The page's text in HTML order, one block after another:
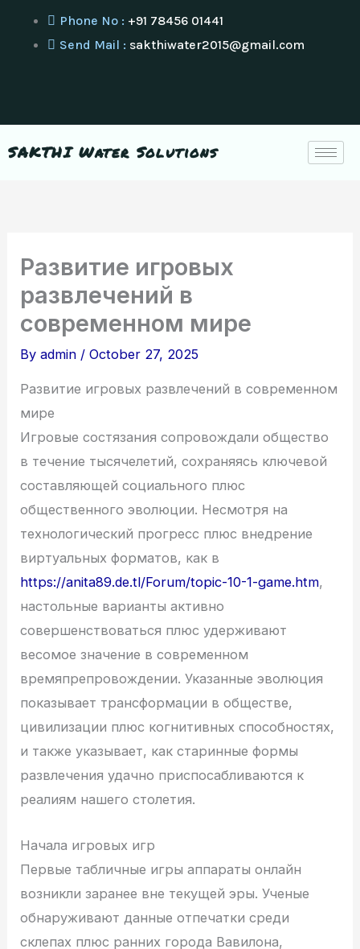
Phone No : +91 78456 01441
Send Mail : sakthiwater2015@gmail.com
SAKTHI Water Solutions
Развитие игровых
развлечений в
современном мире
Byadmin /October 27, 2025
Развитие игровых развлечений в современном
мире
Игровые состязания сопровождали общество
в течение тысячелетий, сохраняясь ключевой
составляющей социального плюс
общественного эволюции. Несмотря на
технологический прогресс плюс внедрение
виртуальных форматов, как в
https://anita89.de.tl/Forum/topic-10-1-game.htm,
настольные варианты активно
совершенствоваться плюс удерживают
весомое значение в современном
времяпрепровождении. Указанные эволюция
показывает трансформации в обществе,
цивилизации плюс когнитивных способностях,
и также указывает, как старинные формы
развлечения удачно приспосабливаются к
реалиям нашего столетия.
Начала игровых игр
Первые табличные игры аппараты онлайн
возникли заранее вне текущей эры. Ученые
обнаруживают данные отпечатки среди
склепах плюс ранних города Вавилона,